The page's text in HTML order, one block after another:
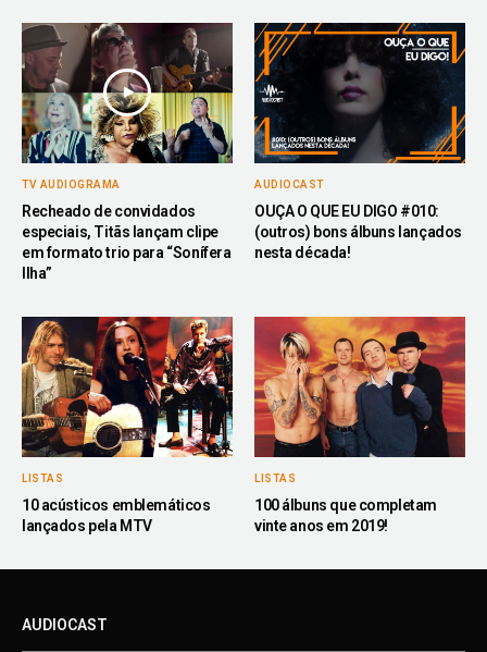
TV AUDIOGRAMA
Recheado de convidados
especiais, Titãs lançam clipe
em formato trio para “Sonífera
Ilha”
AUDIOCAST
OUÇA O QUE EU DIGO #010:
(outros) bons álbuns lançados
nesta década!
LISTAS
10 acústicos emblemáticos
lançados pela MTV
LISTAS
100 álbuns que completam
vinte anos em 2019!
AUDIOCAST